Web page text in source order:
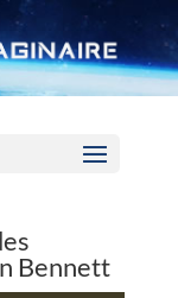
Bennett